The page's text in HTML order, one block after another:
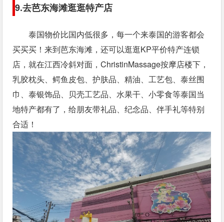
9.去芭东海滩逛逛特产店
泰国物价比国内低很多，每一个来泰国的游客都会
买买买！来到芭东海滩，还可以逛逛KP平价特产连锁
店，就在江西冷斜对面，ChristinMassage按摩店楼下，
乳胶枕头、鳄鱼皮包、护肤品、精油、工艺包、泰丝围
巾、泰银饰品、贝壳工艺品、水果干、小零食等泰国当
地特产都有了，给朋友带礼品、纪念品、伴手礼等特别
合适！